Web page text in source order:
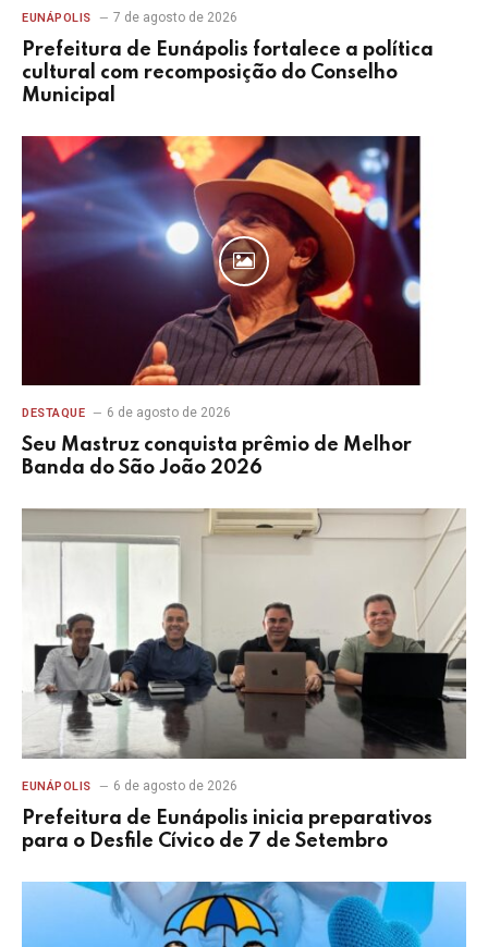
EUNÁPOLIS 7 de agosto de 2026
Prefeitura de Eunápolis fortalece a política
cultural com recomposição do Conselho
Municipal
DESTAQUE 6 de agosto de 2026
Seu Mastruz conquista prêmio de Melhor
Banda do São João 2026
EUNÁPOLIS 6 de agosto de 2026
Prefeitura de Eunápolis inicia preparativos
para o Desfile Cívico de 7 de Setembro